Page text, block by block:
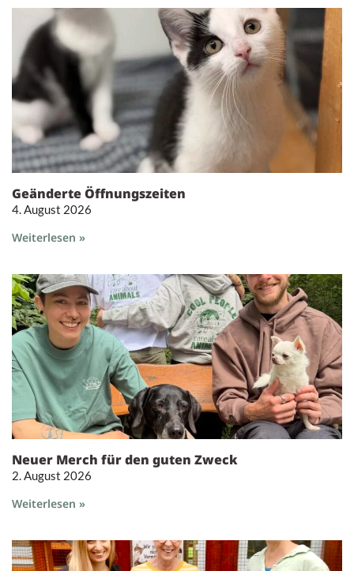
Geänderte Öffnungszeiten
4. August 2026
Weiterlesen »
Neuer Merch für den guten Zweck
2. August 2026
Weiterlesen »